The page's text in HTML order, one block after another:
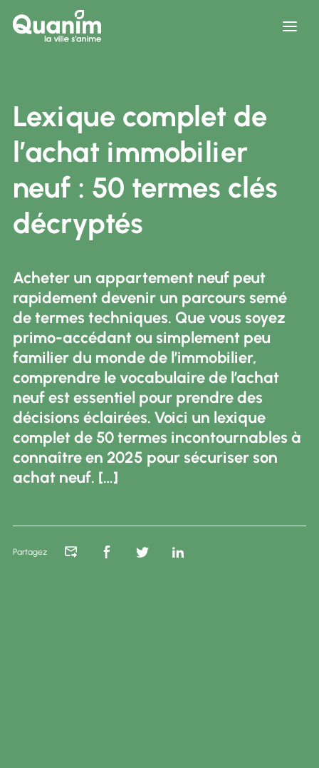
Lexique complet de
l’achat immobilier
neuf : 50 termes clés
décryptés
Acheter un appartement neuf peut
rapidement devenir un parcours semé
de termes techniques. Que vous soyez
primo-accédant ou simplement peu
familier du monde de l’immobilier,
comprendre le vocabulaire de l’achat
neuf est essentiel pour prendre des
décisions éclairées. Voici un lexique
complet de 50 termes incontournables à
connaître en 2025 pour sécuriser son
achat neuf. […]
Partagez